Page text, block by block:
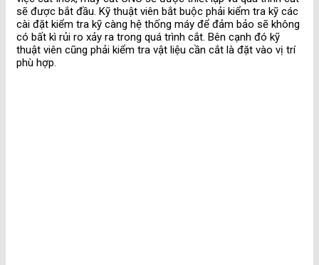
sẽ được bắt đầu. Kỹ thuật viên bắt buộc phải kiểm tra kỹ các
cài đặt kiểm tra kỹ càng hệ thống máy để đảm bảo sẽ không
có bất kì rủi ro xảy ra trong quá trình cắt. Bên cạnh đó kỹ
thuật viên cũng phải kiểm tra vật liệu cần cắt là đặt vào vị trí
phù hợp.